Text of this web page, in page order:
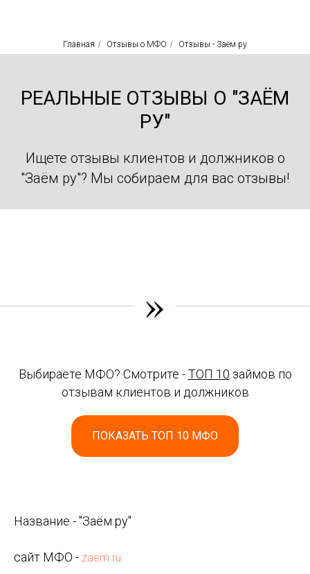
Главная / Отзывы о МФО / Отзывы - Заём ру
РЕАЛЬНЫЕ ОТЗЫВЫ О "ЗАЁМ
РУ"
Ищете отзывы клиентов и должников о
"Заём ру"? Мы собираем для вас отзывы!
»
Выбираете МФО? Смотрите -ТОП 10 займов по
отзывам клиентов и должников
ПОКАЗАТЬ ТОП 10 МФО
Название - "Заём ру"
сайт МФО - zaem.ru